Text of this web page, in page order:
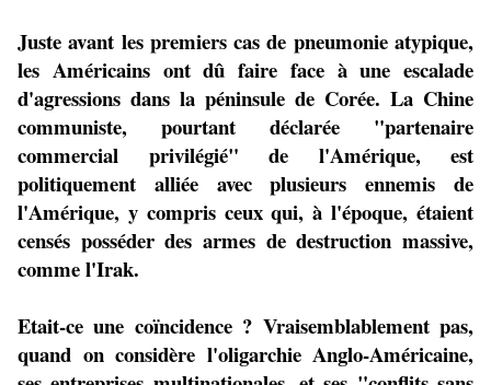
Juste avant les premiers cas de pneumonie atypique,
les Américains ont dû faire face à une escalade
d'agressions dans la péninsule de Corée. La Chine
communiste, pourtant déclarée "partenaire
commercial privilégié" de l'Amérique, est
politiquement alliée avec plusieurs ennemis de
l'Amérique, y compris ceux qui, à l'époque, étaient
censés posséder des armes de destruction massive,
comme l'Irak.
Etait-ce une coïncidence ? Vraisemblablement pas,
quand on considère l'oligarchie Anglo-Américaine,